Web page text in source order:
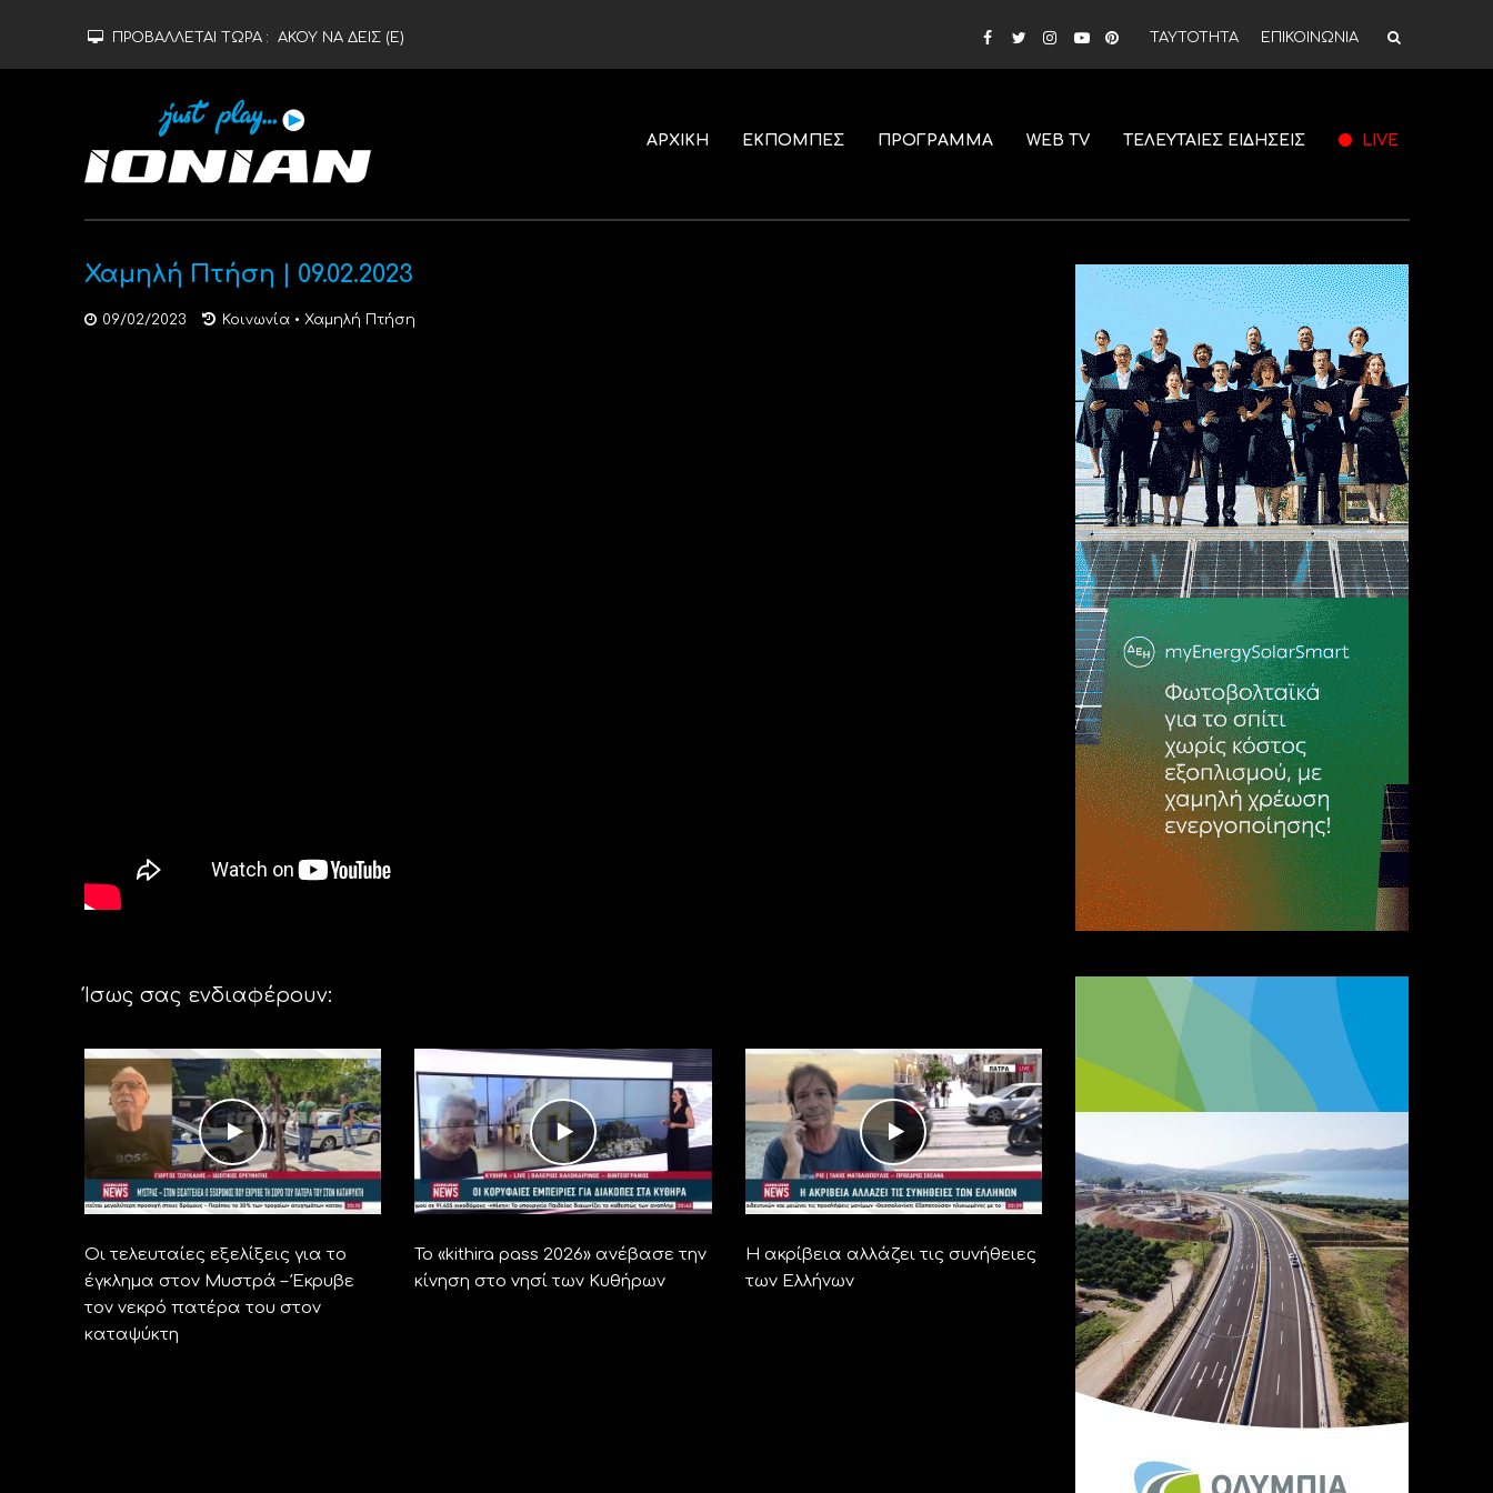
ΠΡΟΒΑΛΛΕΤΑΙ ΤΩΡΑ : ΑΚΟΥ ΝΑ ΔΕΙΣ (Ε) ΤΑΥΤΟΤΗΤΑ ΕΠΙΚΟΙΝΩΝΙΑ
ΑΡΧΙΚΗ ΕΚΠΟΜΠΕΣ ΠΡΟΓΡΑΜΜΑ WEB TV ΤΕΛΕΥΤΑΙΕΣ ΕΙΔΗΣΕΙΣ LIVE
Χαμηλή Πτήση | 09.02.2023
09/02/2023 Κοινωνία • Χαμηλή Πτήση
Ίσως σας ενδιαφέρουν:
Οι τελευταίες εξελίξεις για το
έγκλημα στον Μυστρά – Έκρυβε
τον νεκρό πατέρα του στον
καταψύκτη
Το «kithira pass 2026» ανέβασε την
κίνηση στο νησί των Κυθήρων
Η ακρίβεια αλλάζει τις συνήθειες
των Ελλήνων